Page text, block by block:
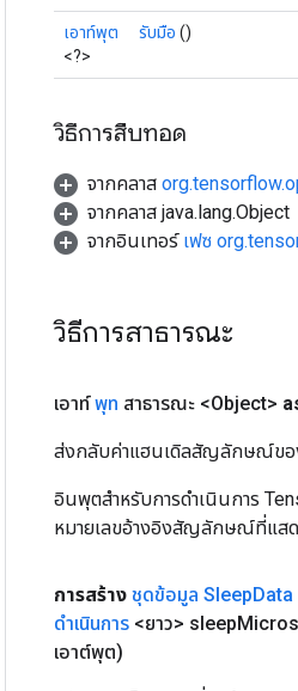
เอาท์พุต
<?>
รับมือ ()
วิธีการสืบทอด
จากคลาส
จากคลาส java.lang.Object
จากอินเทอร์ เฟซ
วิธีการสาธารณะ
เอาท์พุท สาธารณะ <Object>
ส่งกลับค่าแฮนเดิลสัญลักษณ์ขอ
อินพุตสำหรับการดำเนินการ
หมายเลขอ้างอิงสัญลักษณ์ที่แส
การสร้าง ชุดข้อมูล SleepData
ดำเนินการ <ยาว> sleep
เอาต์พุต)